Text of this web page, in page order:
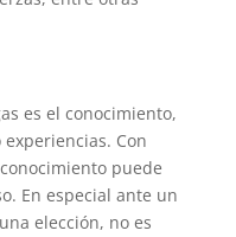
es el conocimiento,
Con
puede
En especial ante un
elección, no es